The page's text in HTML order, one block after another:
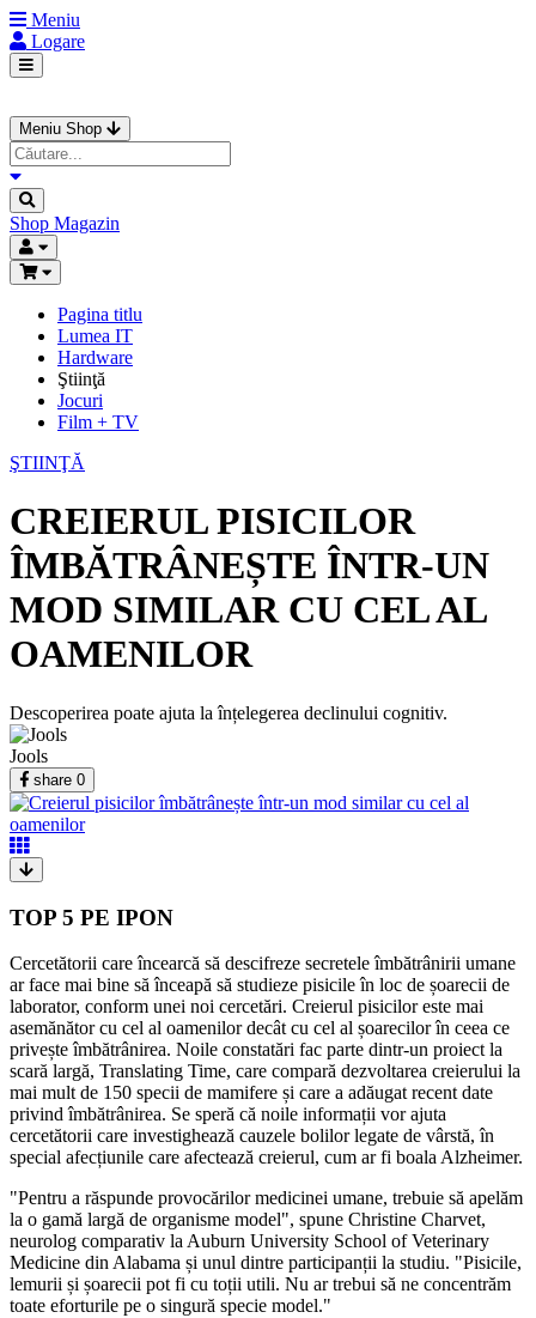
Meniu
Logare
Meniu Shop
Shop Magazin
Pagina titlu
Lumea IT
Hardware
Ştiinţă
Jocuri
Film + TV
ŞTIINŢĂ
CREIERUL PISICILOR
ÎMBĂTRÂNEȘTE ÎNTR-UN
MOD SIMILAR CU CEL AL
OAMENILOR
Descoperirea poate ajuta la înțelegerea declinului cognitiv.
Jools
share 0
TOP 5 PE IPON
Cercetătorii care încearcă să descifreze secretele îmbătrânirii umane
ar face mai bine să înceapă să studieze pisicile în loc de șoarecii de
laborator, conform unei noi cercetări. Creierul pisicilor este mai
asemănător cu cel al oamenilor decât cu cel al șoarecilor în ceea ce
privește îmbătrânirea. Noile constatări fac parte dintr-un proiect la
scară largă, Translating Time, care compară dezvoltarea creierului la
mai mult de 150 specii de mamifere și care a adăugat recent date
privind îmbătrânirea. Se speră că noile informații vor ajuta
cercetătorii care investighează cauzele bolilor legate de vârstă, în
special afecțiunile care afectează creierul, cum ar fi boala Alzheimer.
"Pentru a răspunde provocărilor medicinei umane, trebuie să apelăm
la o gamă largă de organisme model", spune Christine Charvet,
neurolog comparativ la Auburn University School of Veterinary
Medicine din Alabama și unul dintre participanții la studiu. "Pisicile,
lemurii și șoarecii pot fi cu toții utili. Nu ar trebui să ne concentrăm
toate eforturile pe o singură specie model."